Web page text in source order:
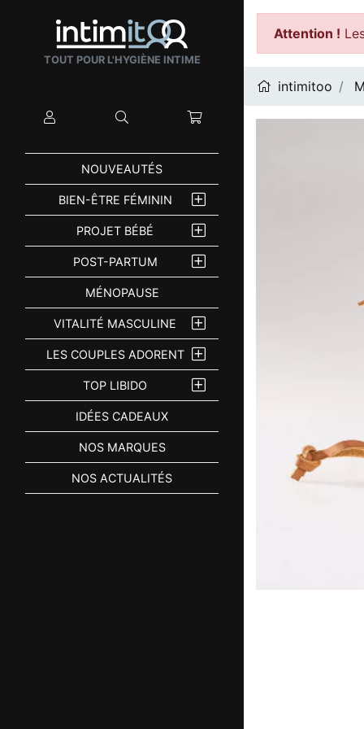
TOUT POUR L'HYGIÈNE INTIME
Mon compte Rechercher Mon panier
NOUVEAUTÉS
BIEN-ÊTRE FÉMININ
PROJET BÉBÉ
POST-PARTUM
MÉNOPAUSE
VITALITÉ MASCULINE
LES COUPLES ADORENT
TOP LIBIDO
IDÉES CADEAUX
NOS MARQUES
NOS ACTUALITÉS
Attention !
intimitoo